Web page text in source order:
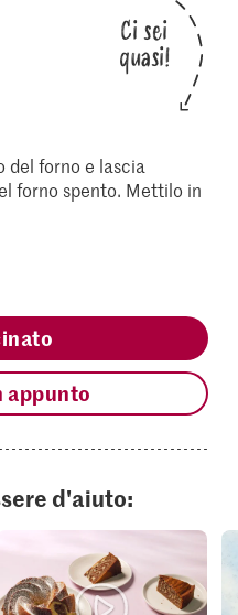
Ci sei
quasi!
del forno e lascia
forno spento. Mettilo in
appunto
d'aiuto: